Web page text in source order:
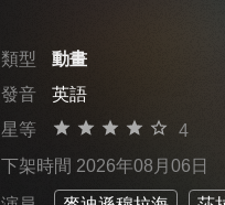
類型
動畫
發音
英語
星等
4
下架時間 2026年08月06日